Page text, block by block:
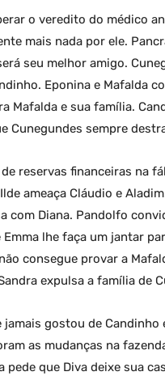
o veredito do médico
mais nada por ele.
seu melhor amigo.
Eponina e Mafalda
Mafalda e sua família.
Cunegundes sempre
reservas financeiras na
ameaça Cláudio e
com Diana. Pandolfo
Emma lhe faça um jantar
consegue provar a
expulsa a família de
gostou de Candinho
as mudanças na
pede que Diva deixe sua